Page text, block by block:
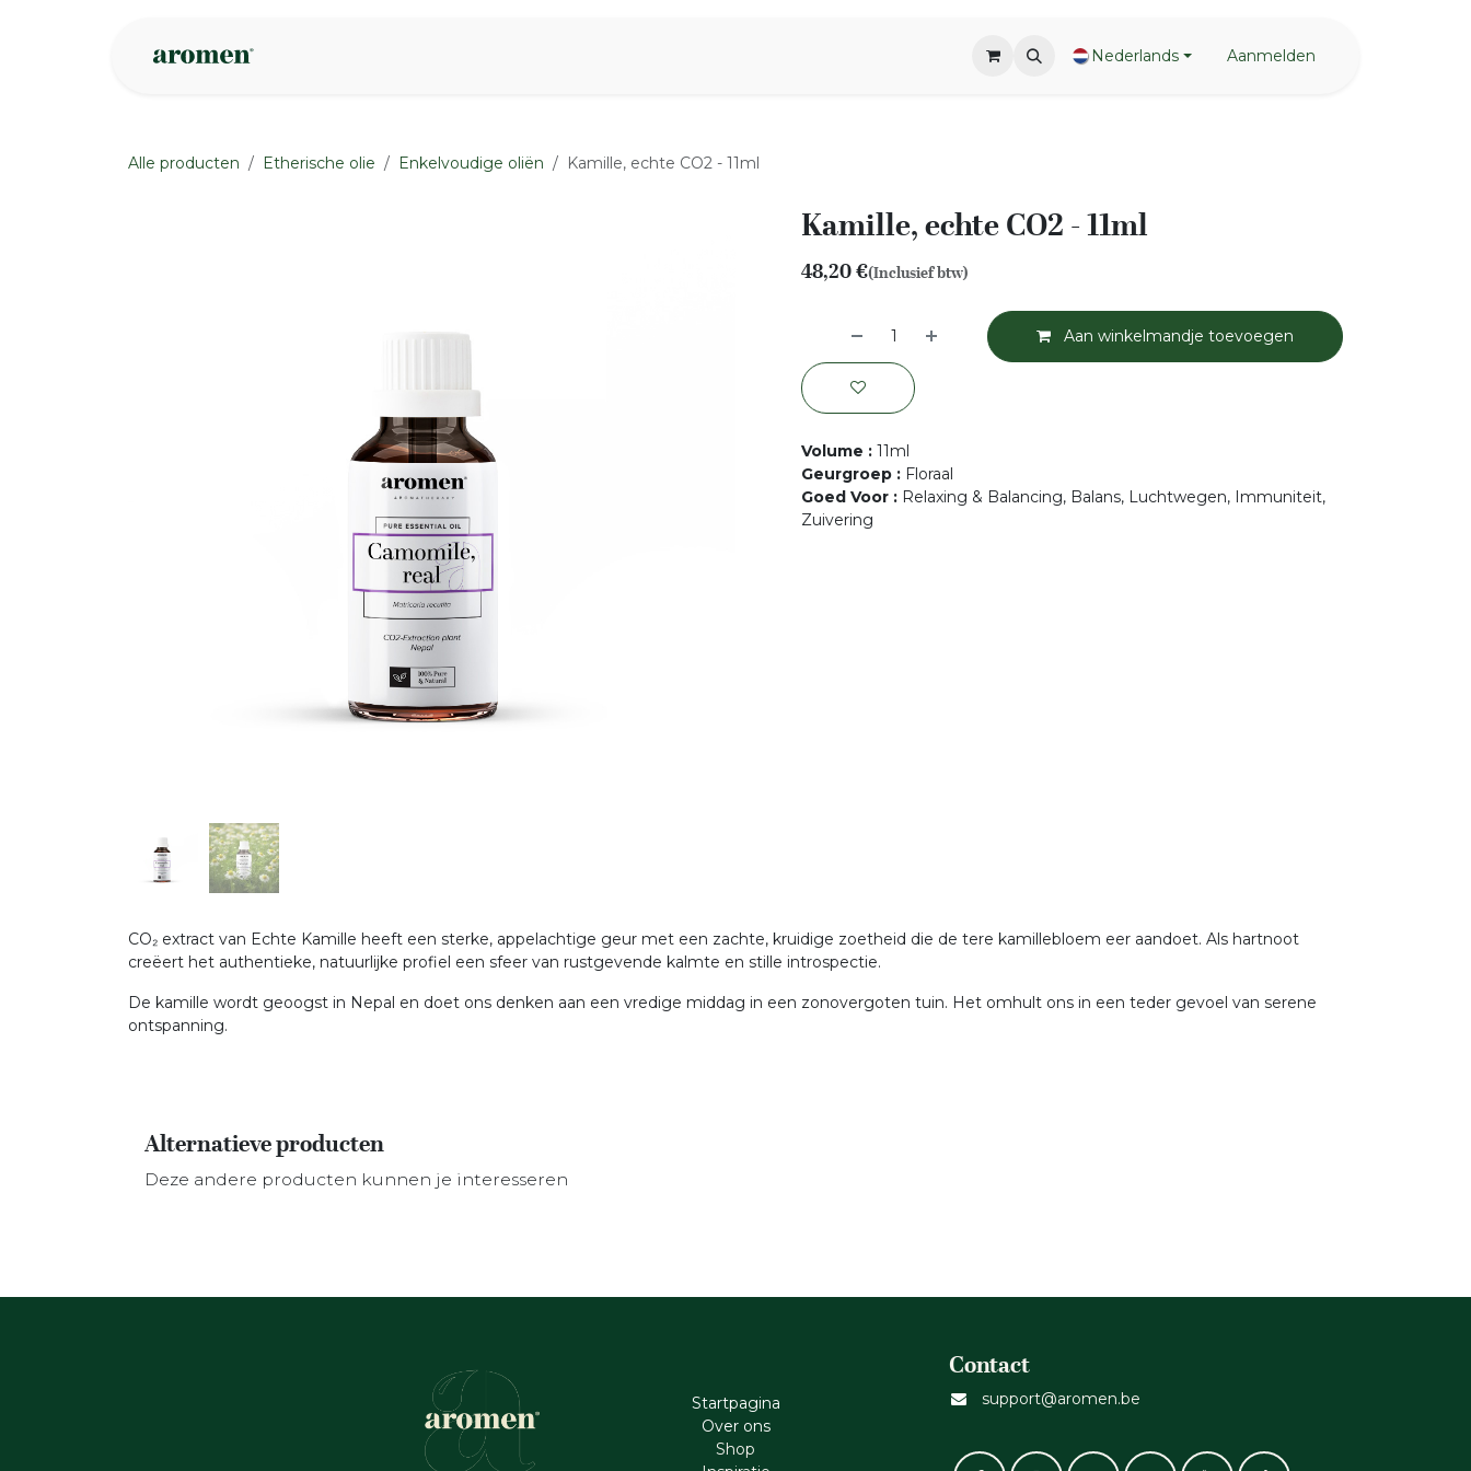
Nederlands Aanmelden
Alle producten Etherische olie Enkelvoudige oliën Kamille, echte CO2 - 11ml
Kamille, echte CO2 - 11ml
48,20€(Inclusief btw)
Aan winkelmandje toevoegen
Volume : 11ml
Geurgroep : Floraal
Goed Voor : Relaxing & Balancing, Balans, Luchtwegen, Immuniteit,
Zuivering
CO₂ extract van Echte Kamille heeft een sterke, appelachtige geur met een zachte, kruidige zoetheid die de tere kamillebloem eer aandoet. Als hartnoot
creëert het authentieke, natuurlijke profiel een sfeer van rustgevende kalmte en stille introspectie.
De kamille wordt geoogst in Nepal en doet ons denken aan een vredige middag in een zonovergoten tuin. Het omhult ons in een teder gevoel van serene
ontspanning.
Alternatieve producten
Deze andere producten kunnen je interesseren
Startpagina
Ove​r​ ons
Shop
Contact
support@aromen.be